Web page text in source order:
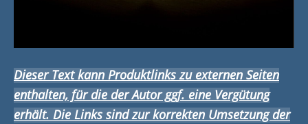
Dieser Text kann Produktlinks zu externen Seiten
enthalten, für die der Autor ggf. eine Vergütung
erhält. Die Links sind zur korrekten Umsetzung der